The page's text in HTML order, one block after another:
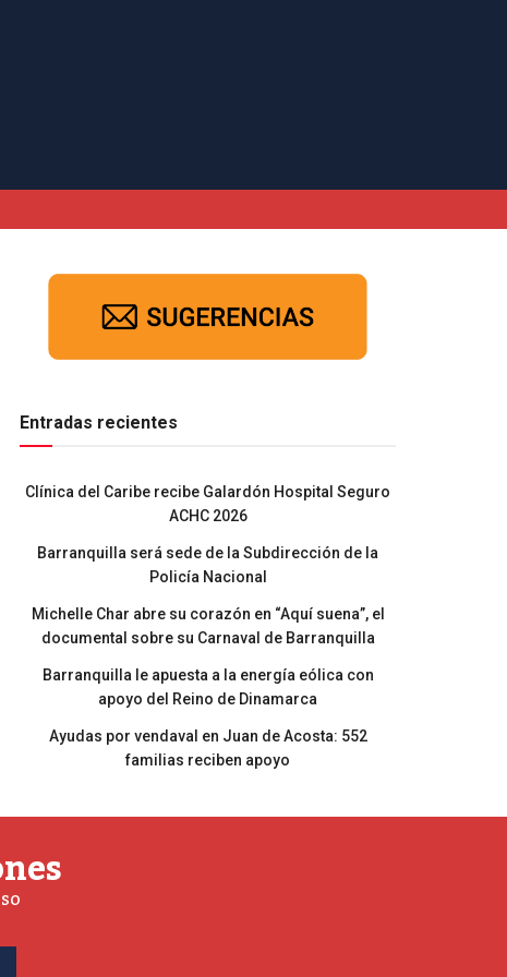
Entradas recientes
Clínica del Caribe recibe Galardón Hospital Seguro
ACHC 2026
Barranquilla será sede de la Subdirección de la
Policía Nacional
Michelle Char abre su corazón en “Aquí suena”, el
documental sobre su Carnaval de Barranquilla
Barranquilla le apuesta a la energía eólica con
apoyo del Reino de Dinamarca
Ayudas por vendaval en Juan de Acosta: 552
familias reciben apoyo